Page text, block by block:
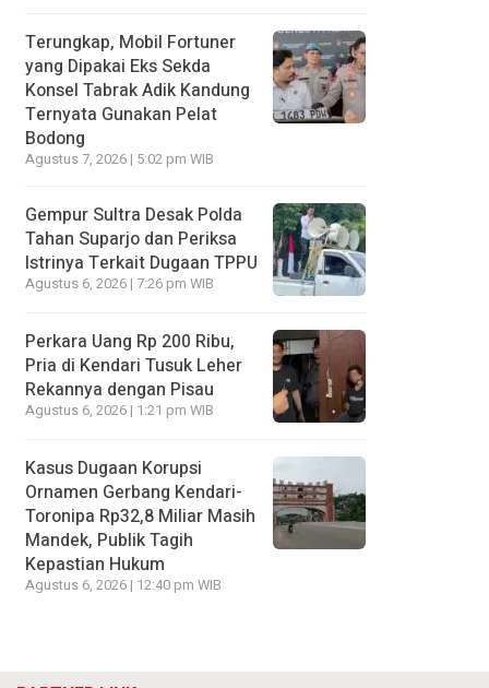
Terungkap, Mobil Fortuner
yang Dipakai Eks Sekda
Konsel Tabrak Adik Kandung
Ternyata Gunakan Pelat
Bodong
Agustus 7, 2026 | 5:02 pm WIB
Gempur Sultra Desak Polda
Tahan Suparjo dan Periksa
Istrinya Terkait Dugaan TPPU
Agustus 6, 2026 | 7:26 pm WIB
Perkara Uang Rp 200 Ribu,
Pria di Kendari Tusuk Leher
Rekannya dengan Pisau
Agustus 6, 2026 | 1:21 pm WIB
Kasus Dugaan Korupsi
Ornamen Gerbang Kendari-
Toronipa Rp32,8 Miliar Masih
Mandek, Publik Tagih
Kepastian Hukum
Agustus 6, 2026 | 12:40 pm WIB